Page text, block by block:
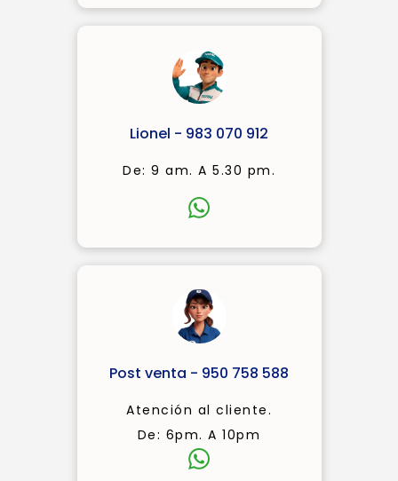
Lionel - 983 070 912
De: 9 am. A 5.30 pm.
Post venta - 950 758 588
Atención al cliente.
De: 6pm. A 10pm